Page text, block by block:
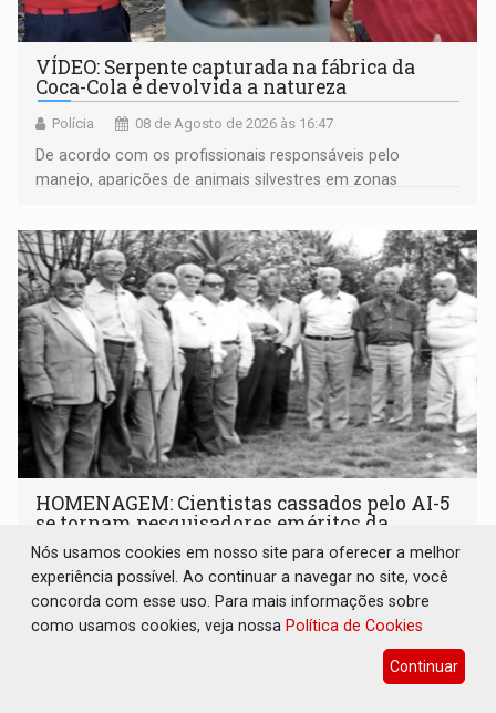
VÍDEO: Serpente capturada na fábrica da
Coca-Cola é devolvida a natureza
Polícia 08 de Agosto de 2026 às 16:47
De acordo com os profissionais responsáveis pelo
manejo, aparições de animais silvestres em zonas
HOMENAGEM: Cientistas cassados pelo AI-5
se tornam pesquisadores eméritos da
Fiocruz
Brasil e Mundo 08 de Agosto de 2026 às 16:00
Foi realizada ainda a entrega simbólica do título a
herdeiros de Herman Lent
Nós usamos cookies em nosso site para oferecer a melhor
experiência possível. Ao continuar a navegar no site, você
concorda com esse uso. Para mais informações sobre
como usamos cookies, veja nossa Política de Cookies
Continuar